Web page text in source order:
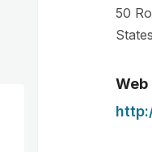
50
States
Web